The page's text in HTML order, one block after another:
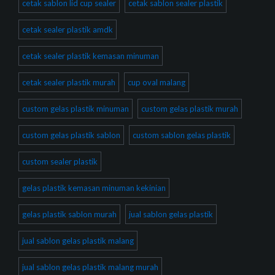
cetak sablon lid cup sealer cetak sablon sealer plastik
cetak sealer plastik amdk
cetak sealer plastik kemasan minuman
cetak sealer plastik murah cup oval malang
custom gelas plastik minuman custom gelas plastik murah
custom gelas plastik sablon custom sablon gelas plastik
custom sealer plastik
gelas plastik kemasan minuman kekinian
gelas plastik sablon murah jual sablon gelas plastik
jual sablon gelas plastik malang
jual sablon gelas plastik malang murah